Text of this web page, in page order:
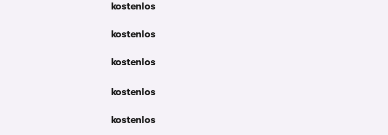
kostenlos
kostenlos
kostenlos
kostenlos
kostenlos